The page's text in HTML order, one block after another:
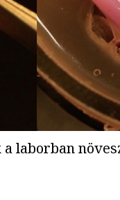
a laborban